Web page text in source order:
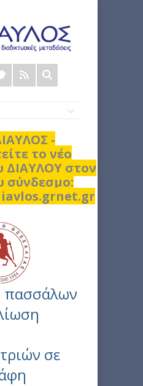
Φόρμα
αναζήτησης
-
το νέο
ΔΙΑΥΛΟΥ στον
σύνδεσμο:
πασσάλων
σε